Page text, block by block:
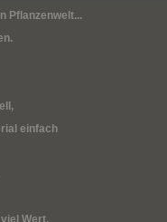
Pflanzenwelt...
einfach
Wert,